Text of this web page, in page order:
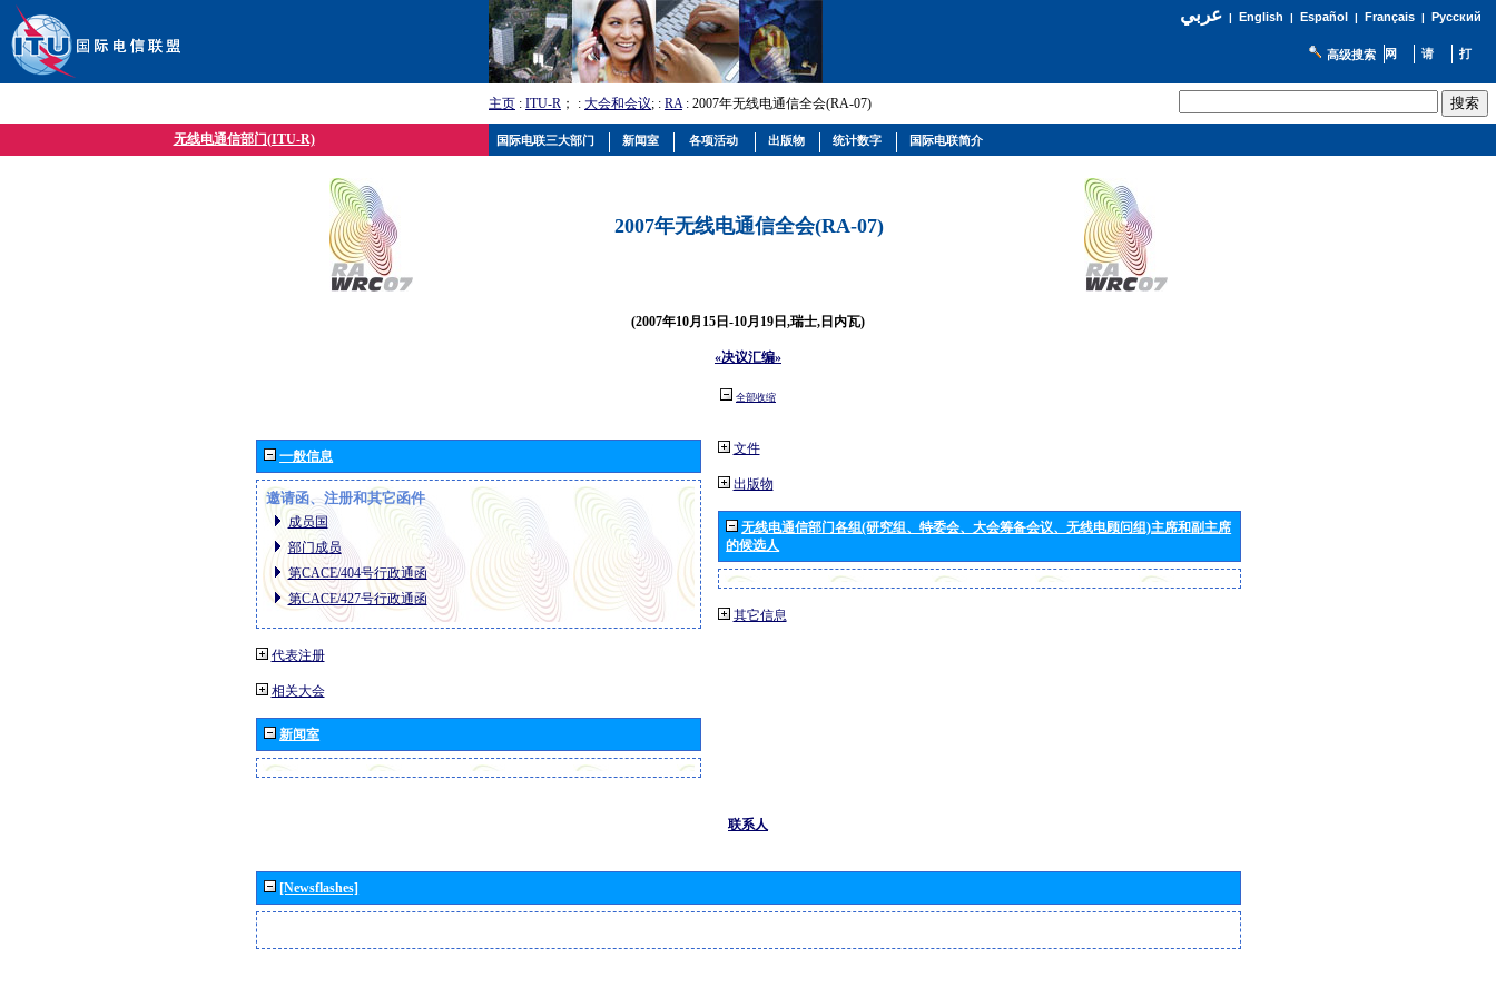
عربي| English | Español | Français| Русский
高级搜索
主页 : ITU-R ； : 大会和会议; : RA: 2007年无线电通信全会(RA-07)
无线电通信部门(ITU-R)
2007年无线电通信全会(RA-07)
(2007年10月15日-10月19日,瑞士,日内瓦)
«决议汇编»
全部收缩
一般信息
邀请函、注册和其它函件
成员国
部门成员
第CACE/404号行政通函
第CACE/427号行政通函
代表注册
相关大会
新闻室
文件
出版物
无线电通信部门各组(研究组、特委会、大会筹备会议、无线电顾问组)主席和副主席
的候选人
其它信息
联系人
[Newsflashes]
国际电联三大部门 新闻室 各项活动 出版物 统计数字 国际电联简介